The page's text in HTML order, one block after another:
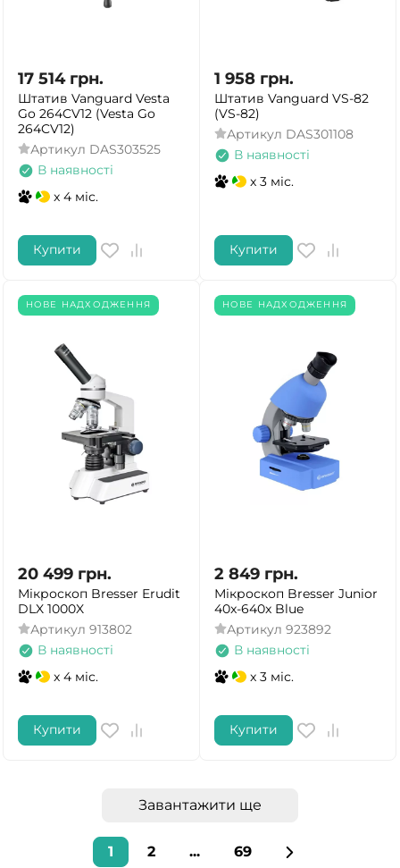
17 514 грн.
Штатив Vanguard Vesta
Go 264CV12 (Vesta Go
264CV12)
Артикул DAS303525
В наявності
x 4 міс.
Купити
1 958 грн.
Штатив Vanguard VS-82
(VS-82)
Артикул DAS301108
В наявності
x 3 міс.
Купити
НОВЕ НАДХОДЖЕННЯ
20 499 грн.
Мікроскоп Bresser Erudit
DLX 1000X
Артикул 913802
В наявності
x 4 міс.
Купити
НОВЕ НАДХОДЖЕННЯ
2 849 грн.
Мікроскоп Bresser Junior
40x-640x Blue
Артикул 923892
В наявності
x 3 міс.
Купити
Завантажити ще
1 2 ... 69